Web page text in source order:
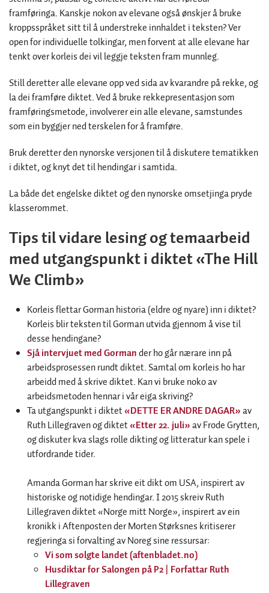
framføringa. Kanskje nokon av elevane også ønskjer å bruke
kroppsspråket sitt til å understreke innhaldet i teksten? Ver
open for individuelle tolkingar, men forvent at alle elevane har
tenkt over korleis dei vil leggje teksten fram munnleg.
Still deretter alle elevane opp ved sida av kvarandre på rekke, og
la dei framføre diktet. Ved å bruke rekkepresentasjon som
framføringsmetode, involverer ein alle elevane, samstundes
som ein byggjer ned terskelen for å framføre.
Bruk deretter den nynorske versjonen til å diskutere tematikken
i diktet, og knyt det til hendingar i samtida.
La både det engelske diktet og den nynorske omsetjinga pryde
klasserommet.
Tips til vidare lesing og temaarbeid
med utgangspunkt i diktet «The Hill
We Climb»
Korleis flettar Gorman historia (eldre og nyare) inn i diktet?
Korleis blir teksten til Gorman utvida gjennom å vise til
desse hendingane?
Sjå intervjuet med Gormander ho går nærare inn på
arbeidsprosessen rundt diktet. Samtal om korleis ho har
arbeidd med å skrive diktet. Kan vi bruke noko av
arbeidsmetoden hennar i vår eiga skriving?
Ta utgangspunkt i diktet«DETTE ER ANDRE DAGAR»av
Ruth Lillegraven og diktet«Etter 22. juli»av Frode Grytten,
og diskuter kva slags rolle dikting og litteratur kan spele i
utfordrande tider.
Amanda Gorman har skrive eit dikt om USA, inspirert av
historiske og notidige hendingar. I 2015 skreiv Ruth
Lillegraven diktet «Norge mitt Norge», inspirert av ein
kronikk i Aftenposten der Morten Størksnes kritiserer
regjeringa si forvalting av Noreg sine ressursar:
Vi som solgte landet (aftenbladet.no)
Husdiktar for Salongen på P2 | Forfattar Ruth
Lillegraven